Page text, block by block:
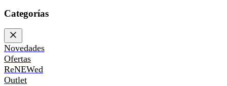
Categorías
Novedades
Ofertas
ReNEWed
Outlet